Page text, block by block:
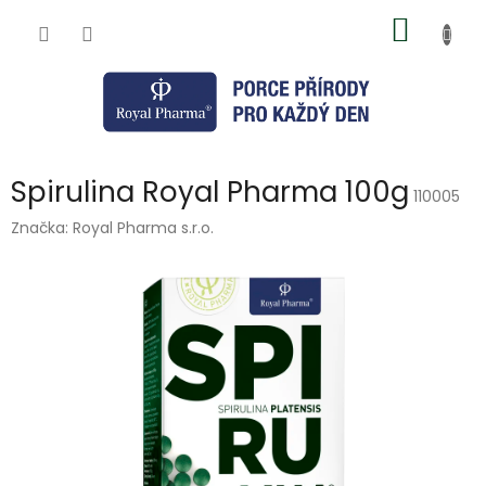
KOŠÍK
Spirulina Royal Pharma 100g 110005
Značka: Royal Pharma s.r.o.